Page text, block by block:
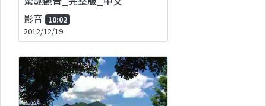
影音 10:02
2012/12/19